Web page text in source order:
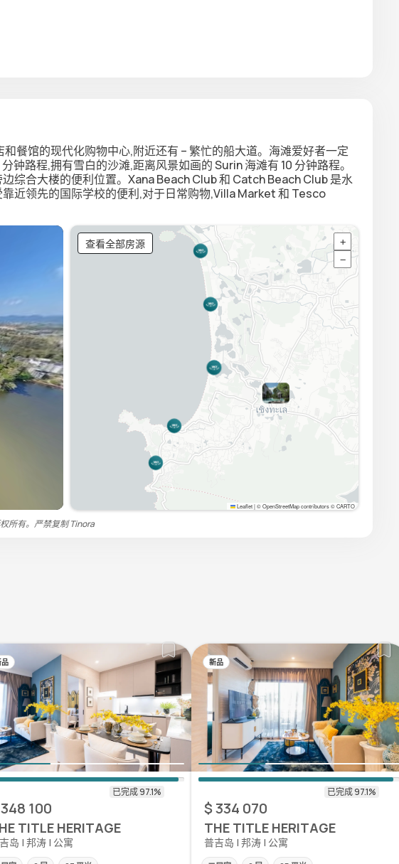
餐馆的现代化购物中心,附近还有 – 繁忙的船大道。海滩爱好者一定
钟路程,拥有雪白的沙滩,距离风景如画的 Surin 海滩有 10 分钟路程。
综合大楼的便利位置。Xana Beach Club 和 Catch Beach Club 是水
近领先的国际学校的便利,对于日常购物,Villa Market 和 Tesco
查看全部房源
+
−
Leaflet|© OpenStreetMap contributors © CARTO
所有。严禁复制Tinora
100
TITLE HERITAGE
岛 | 邦涛 | 公寓
新品
$ 334 070
THE TITLE HERITAGE
普吉岛 | 邦涛 | 公寓